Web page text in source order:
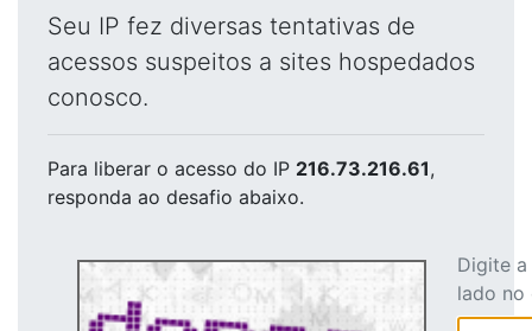
Seu IP fez diversas tentativas de
acessos suspeitos a sites hospedados
conosco.
Para liberar o acesso do IP 216.73.216.61,
responda ao desafio abaixo.
Digite
lado no